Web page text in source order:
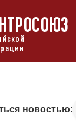
новостью: